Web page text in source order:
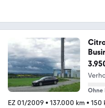
Ohne
EZ 01/2009 • 137.000 km • 150